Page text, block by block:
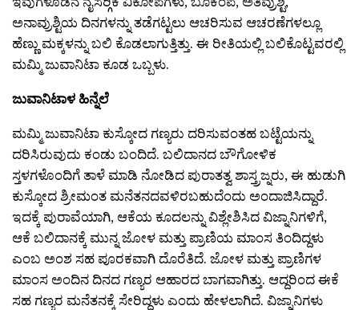
ಅನಾವ್ರುಶ್ಟಿಯ ದಿನಗಳನ್ನು ತಡೆಗಟ್ಟಲು ಆಚರಿಸುವ ಆಚರಣೆಗಳಲ್ಲೂ
ಹೆಣ್ಣು ಮಕ್ಕಳನ್ನು ಬಲಿ ಕೊಡಲಾಗುತ್ತಿತ್ತು. ಈ ರೀತಿಯಲ್ಲಿ ಬಲಿಕೊಟ್ಟವರಲ್ಲಿ
ಮಮ್ಮಿ ಜುವಾನಿಟಾ ಕೂಡ ಒಬ್ಬಳು.
ಜುವಾನಿಟಾಳ ಹಿನ್ನೆಲೆ
ಮಮ್ಮಿ ಜುವಾನಿಟಾ ಕುಸ್ಕೋದ ಗಣ್ಯರು ದರಿಸುವಂತಹ ಬಟ್ಟೆಯನ್ನು
ದರಿಸಿರುವುದು ಕಂಡು ಬಂದಿದೆ. ಬಲಿದಾನದ ಬೌಗೋಳಿಕ
ಸ್ತಳಗಳೊಂದಿಗೆ ತಾಳೆ ಮಾಡಿ ನೋಡಿದ ಪುರಾತತ್ವ ಶಾಸ್ತ್ರಜ್ನರು, ಈ ಹುಡುಗಿ
ಕುಸ್ಕೋದ ಶ್ರೀಮಂತ ಮನೆತನದವಳಿರಬಹುದೆಂದು ಅಂದಾಜಿಸಿದ್ದಾರೆ.
ಇದಕ್ಕೆ ಪುರಾವೆಯಾಗಿ, ಆಕೆಯ ಕೂದಲನ್ನು ವಿಶ್ಲೇಶಿಸಿದ ವಿಜ್ನಾನಿಗಳಿಗೆ,
ಆಕೆ ಬಲಿದಾನಕ್ಕೆ ಮುನ್ನ ಜೋಳ ಮತ್ತು ಪ್ರಾಣಿಯ ಮಾಂಸ ತಿಂದಿದ್ದಳು
ಎಂಬ ಅಂಶ ಸಹ ಪೂರಕವಾಗಿ ದೊರೆತಿದೆ. ಜೋಳ ಮತ್ತು ಪ್ರಾಣಿಗಳ
ಮಾಂಸ ಅಂದಿನ ದಿನದ ಗಣ್ಯರ ಆಹಾರದ ಬಾಗವಾಗಿತ್ತು. ಆದ್ದರಿಂದ ಈಕೆ
ಸಹ ಗಣ್ಯರ ಮನೆತನಕ್ಕೆ ಸೇರಿದ್ದಳು ಎಂದು ಹೇಳಲಾಗಿದೆ. ವಿಜ್ನಾನಿಗಳು